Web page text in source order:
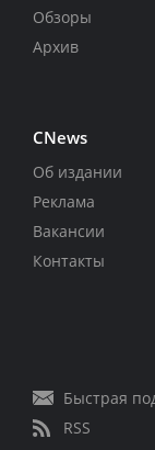
Обзоры
Архив
CNews
Об издании
Реклама
Вакансии
Контакты
Быстрая
RSS